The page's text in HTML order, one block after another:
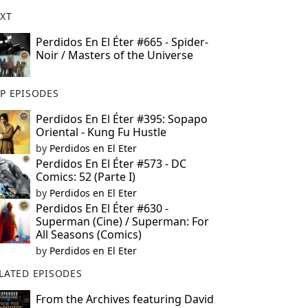
Perdidos En El Éter #665 - Spider-
Noir / Masters of the Universe
EPISODES
Perdidos En El Éter #395: Sopapo
Oriental - Kung Fu Hustle
by Perdidos en El Eter
Perdidos En El Éter #573 - DC
Comics: 52 (Parte I)
by Perdidos en El Eter
Perdidos En El Éter #630 -
Superman (Cine) / Superman: For
All Seasons (Comics)
by Perdidos en El Eter
EPISODES
From the Archives featuring David